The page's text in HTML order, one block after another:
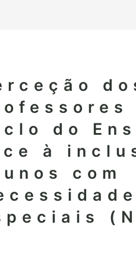
do
à
com